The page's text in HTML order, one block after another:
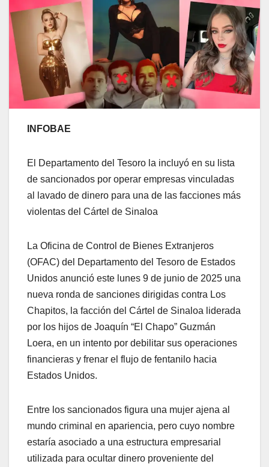
INFOBAE
El Departamento del Tesoro la incluyó en su lista
de sancionados por operar empresas vinculadas
al lavado de dinero para una de las facciones más
violentas del Cártel de Sinaloa
La Oficina de Control de Bienes Extranjeros
(OFAC) del Departamento del Tesoro de Estados
Unidos anunció este lunes 9 de junio de 2025 una
nueva ronda de sanciones dirigidas contra Los
Chapitos, la facción del Cártel de Sinaloa liderada
por los hijos de Joaquín “El Chapo” Guzmán
Loera, en un intento por debilitar sus operaciones
financieras y frenar el flujo de fentanilo hacia
Estados Unidos.
Entre los sancionados figura una mujer ajena al
mundo criminal en apariencia, pero cuyo nombre
estaría asociado a una estructura empresarial
utilizada para ocultar dinero proveniente del